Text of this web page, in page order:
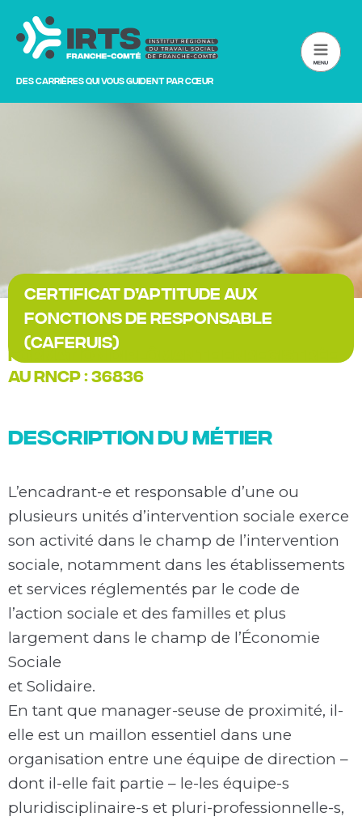
Des carrières qui vous guident par cœur
Certificat d’aptitude aux
fonctions de responsable
(CAFERUIS)
Formation diplômante enregistrée
au rncp : 36836
Description du métier
L’encadrant-e et responsable d’une ou
plusieurs unités d’intervention sociale exerce
son activité dans le champ de l’intervention
sociale, notamment dans les établissements
et services réglementés par le code de
l’action sociale et des familles et plus
largement dans le champ de l’Économie
Sociale
et Solidaire.
En tant que manager-seuse de proximité, il-
elle est un maillon essentiel dans une
organisation entre une équipe de direction –
dont il-elle fait partie – le-les équipe-s
pluridisciplinaire-s et pluri-professionnelle-s,